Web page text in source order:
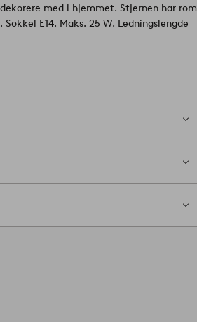
med i hjemmet. Stjernen har rom
E14. Maks. 25 W. Ledningslengde